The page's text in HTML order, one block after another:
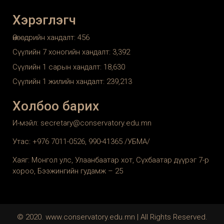
Хэрэглэгч
Өнөөдрийн хандалт: 456
Сүүлийн 7 хоногийн хандалт: 3,392
Сүүлийн 1 сарын хандалт: 18,630
Сүүлийн 1 жилийн хандалт: 239,213
Холбоо барих
И-мэйл: secretary@conservatory.edu.mn
Утас: +976 7011-0526, 990-41365 /УБМА/
Хаяг: Монгол улс, Улаанбаатар хот, Сүхбаатар дүүрэг 7-р
хороо, Бээжингийн гудамж – 25
© 2020. www.conservatory.edu.mn | All Rights Reserved.